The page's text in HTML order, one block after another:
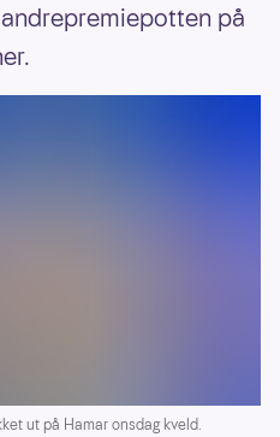
på
ut på Hamar onsdag kveld.